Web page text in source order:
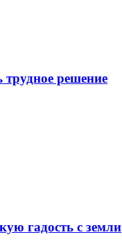
решение
гадость с земли